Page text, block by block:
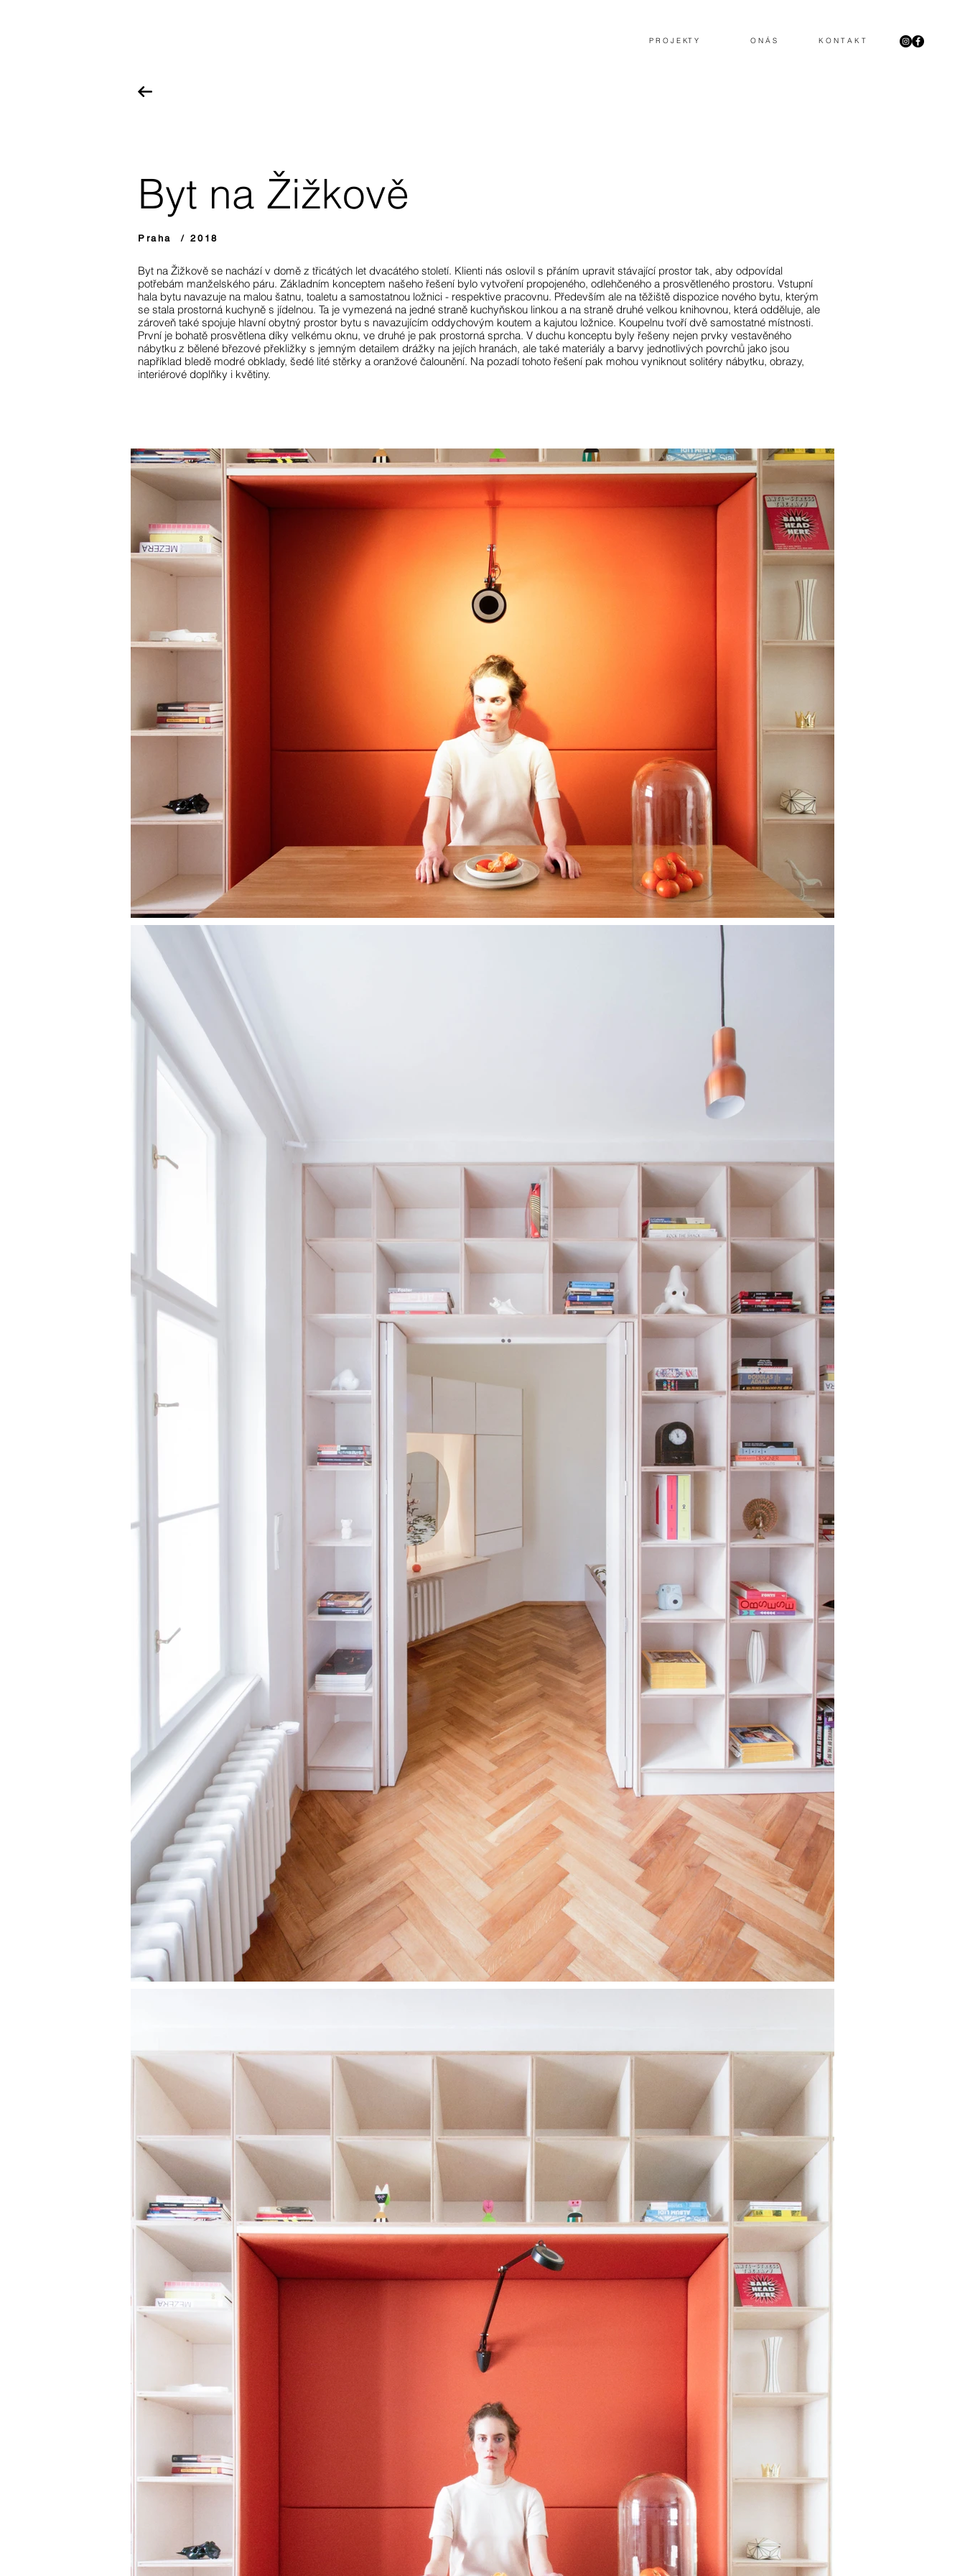
K O N T A K T
O N Á S
P R O J E KT Y
Byt na Žižkově
Praha / 2018
Byt na Žižkově se nachází v domě z třicátých let dvacátého století. Klienti nás oslovil s přáním upravit stávající prostor tak, aby odpovídal
potřebám manželského páru. Základním konceptem našeho řešení bylo vytvoření propojeného, odlehčeného a prosvětleného prostoru. Vstupní
hala bytu navazuje na malou šatnu, toaletu a samostatnou ložnici - respektive pracovnu. Především ale na těžiště dispozice nového bytu, kterým
se stala prostorná kuchyně s jídelnou. Ta je vymezená na jedné straně kuchyňskou linkou a na straně druhé velkou knihovnou, která odděluje, ale
zároveň také spojuje hlavní obytný prostor bytu s navazujícím oddychovým koutem a kajutou ložnice. Koupelnu tvoří dvě samostatné místnosti.
První je bohatě prosvětlena díky velkému oknu, ve druhé je pak prostorná sprcha. V duchu konceptu byly řešeny nejen prvky vestavěného
nábytku z bělené březové překližky s jemným detailem drážky na jejích hranách, ale také materiály a barvy jednotlivých povrchů jako jsou
například bledě modré obklady, šedé lité stěrky a oranžové čalounění. Na pozadí tohoto řešení pak mohou vyniknout solitéry nábytku, obrazy,
interiérové doplňky i květiny.